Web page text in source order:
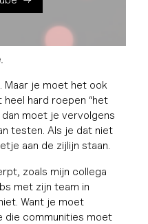
.
Maar je moet het ook
heel hard roepen “het
moet je vervolgens
testen. Als je dat niet
aan de zijlijn staan.
zoals mijn collega
met zijn team in
Want je moet
die communities moet